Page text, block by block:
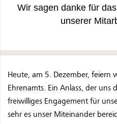
Wir sagen danke für
unserer
Heute, am 5. Dezember, feiern
Ehrenamts. Ein Anlass, der
freiwilliges Engagement für
sehr es unser Miteinander